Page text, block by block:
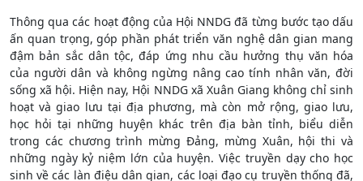
Thông qua các hoạt động của Hội NNDG đã từng bước tạo dấu
ấn quan trọng, góp phần phát triển văn nghệ dân gian mang
đậm bản sắc dân tộc, đáp ứng nhu cầu hưởng thụ văn hóa
của người dân và không ngừng nâng cao tính nhân văn, đời
sống xã hội. Hiện nay, Hội NNDG xã Xuân Giang không chỉ sinh
hoạt và giao lưu tại địa phương, mà còn mở rộng, giao lưu,
học hỏi tại những huyện khác trên địa bàn tỉnh, biểu diễn
trong các chương trình mừng Đảng, mừng Xuân, hội thi và
những ngày kỷ niệm lớn của huyện. Việc truyền dạy cho học
sinh về các làn điệu dân gian, các loại đạo cụ truyền thống đã,